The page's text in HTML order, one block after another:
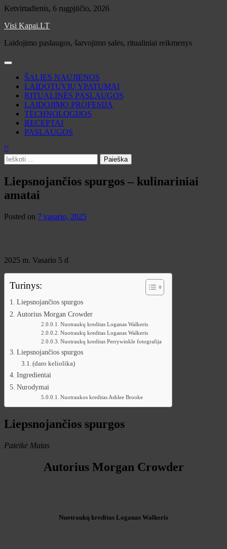
Skip
content
Ketvirtadienis, 6 rugpjūčio, 2026
Visi Kapai.LT
Laidojimo paslaugos, šarvojimo salės, ritualiniai reikmenys
ŠALIES NAUJIENOS
LAIDOTUVIŲ YPATUMAI
RITUALINĖS PASLAUGOS
LAIDOJIMO PROFESIJA
TECHNOLOGIJOS
RECEPTAI
PASLAUGOS
Ieškoti:
Liepsnojančios spurgos – kulinariniai
amatai
Posted on 7 vasario, 2025
2025 m. Vasario 5 d
Turinys:
Liepsnojančios spurgos
Autorius Morgan Crowder
Nuotraukų kreditas Loganas Walkeris
Nuotraukų kreditas Loganas Walkeris
Nuotraukų kreditas Perrywinkle fotografija
Liepsnojančios spurgos
(daro keliolika)
Ingredientai
Nurodymai
Nuotraukos kreditas Ashlee Brooke
Liepsnojančios spurgos
Pateikė Matas
Autorius Morgan Crowder
Nuotraukų kreditas Loganas Walkeris